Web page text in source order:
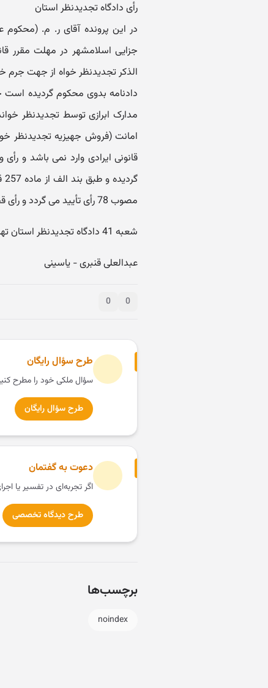
رأی دادگاه تجدیدنظر استان
جزایی اسلامشهر در مهلت مقرر
الذکر تجدیدنظر خواه از جهت جرم
دادنامه بدوی محکوم گردیده است
مدارک ابرازی توسط تجدیدنظر
امانت (فروش جهیزیه تجدیدنظر
قانونی ایرادی وارد نمی باشد و
مصوب 78 رأی تأیید می گردد و رأی قطعی است.
شعبه 41 دادگاه تجدیدنظر استان تهران - رئیس و مستشار
عبدالعلی قنبری - یاسینی
0
0
طرح سؤال رایگان
سؤال ملکی خود را مطرح
طرح سؤال رایگان
دعوت به گفتمان
اگر تجربه‌ای در تفسیر یا
طرح دیدگاه تخصصی
برچسب‌ها
noindex